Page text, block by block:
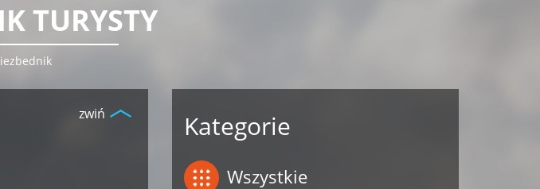
TURYSTY
zwiń Kategorie
Wszystkie